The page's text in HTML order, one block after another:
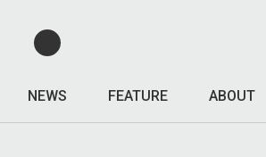
NEWS FEATURE ABOUT